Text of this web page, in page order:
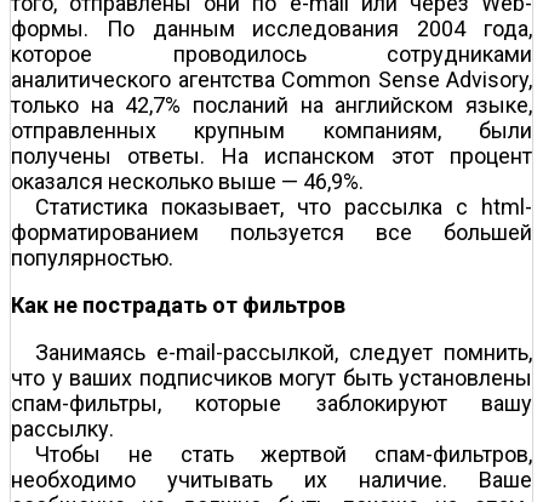
формы. По данным исследования 2004 года,
которое проводилось сотрудниками
аналитического агентства Common Sense Advisory,
только на 42,7% посланий на английском языке,
отправленных крупным компаниям, были
получены ответы. На испанском этот процент
оказался несколько выше — 46,9%.
Статистика показывает, что рассылка с html-
форматированием пользуется все большей
популярностью.
Как не пострадать от фильтров
Занимаясь e-mail-рассылкой, следует помнить,
что у ваших подписчиков могут быть установлены
спам-фильтры, которые заблокируют вашу
рассылку.
Чтобы не стать жертвой спам-фильтров,
необходимо учитывать их наличие. Ваше